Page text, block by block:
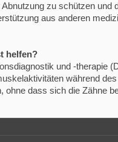
zu schützen
aus anderen
helfen?
und -therapie
während
ohne dass sich die Zähne